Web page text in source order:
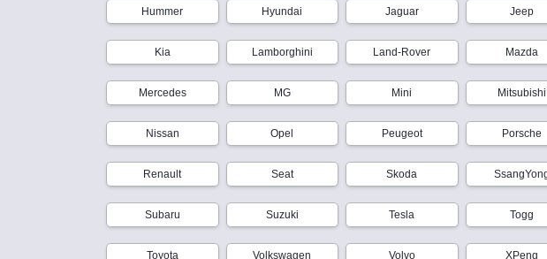
Hummer Hyundai Jaguar Jeep
Kia Lamborghini Land-Rover Mazda
Mercedes MG Mini Mitsubishi
Nissan Opel Peugeot Porsche
Renault Seat Skoda
Subaru Suzuki Tesla Togg
Toyota Volkswagen Volvo XPeng